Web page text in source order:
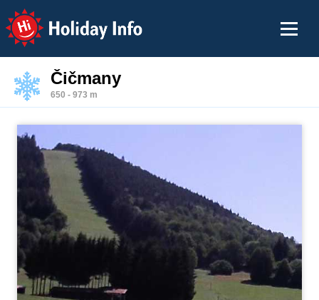
Holiday Info
Čičmany
650 - 973 m